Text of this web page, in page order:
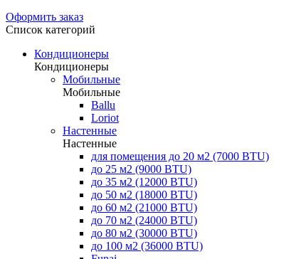
Оформить заказ
Список категорий
Кондиционеры
Кондиционеры
Мобильные
Мобильные
Ballu
Loriot
Настенные
Настенные
для помещения до 20 м2 (7000 BTU)
до 25 м2 (9000 BTU)
до 35 м2 (12000 BTU)
до 50 м2 (18000 BTU)
до 60 м2 (21000 BTU)
до 70 м2 (24000 BTU)
до 80 м2 (30000 BTU)
до 100 м2 (36000 BTU)